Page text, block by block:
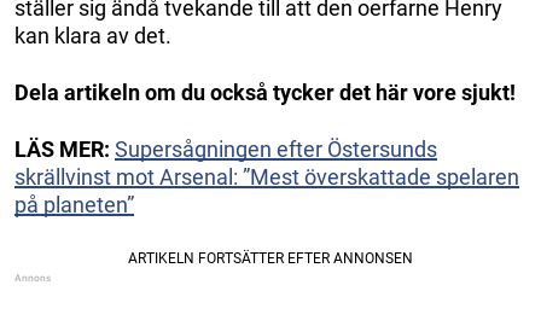
ställer sig ändå tvekande till att den oerfarne Henry
kan klara av det.
Dela artikeln om du också tycker det här vore sjukt!
LÄS MER: Supersågningen efter Östersunds
skrällvinst mot Arsenal: ”Mest överskattade spelaren
på planeten”